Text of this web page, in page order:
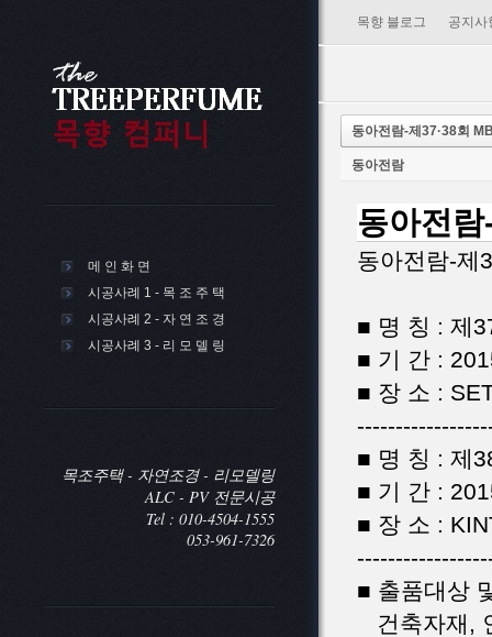
메 인 화 면
시공사례 1 - 목 조 주 택
시공사례 2 - 자 연 조 경
시공사례 3 - 리 모 델 링
목조주택 - 자연조경 - 리모델링
ALC - PV 전문시공
Tel : 010-4504-1555
053-961-7326
목향 블로그 공지사
동아전람-제37·38회
동아전람
동아전
동아전람-제
■ 명 칭 : 제
■ 기 간 :
■ 장 소 :
■ 명 칭 : 제
■ 기 간 :
■ 장 소 :
■ 출품대상
건축자재,